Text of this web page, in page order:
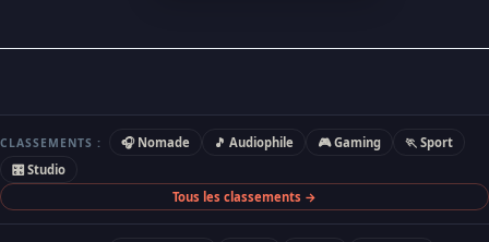
CLASSEMENTS : 🎧 Nomade 🎵 Audiophile 🎮 Gaming
🏃 Sport
🎛 Studio
Tous les classements →